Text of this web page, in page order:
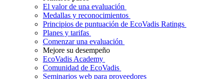
El valor de una evaluación
Medallas y reconocimientos
Principios de puntuación de EcoVadis Ratings
Planes y tarifas
Comenzar una evaluación
Mejore su desempeño
EcoVadis Academy
Comunidad de EcoVadis
Seminarios web para proveedores